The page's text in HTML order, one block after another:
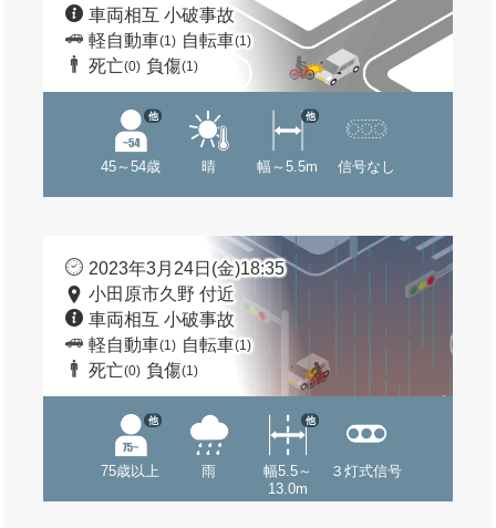
車両相互 小破事故
軽自動車(1) 自転車(1)
死亡(0) 負傷(1)
45～54歳
他
晴 幅～5.5m
他
信号なし
2023年3月24日(金)18:35
小田原市久野 付近
車両相互 小破事故
軽自動車(1) 自転車(1)
死亡(0) 負傷(1)
75歳以上
他
雨
幅5.5～
13.0m
他
３灯式信号